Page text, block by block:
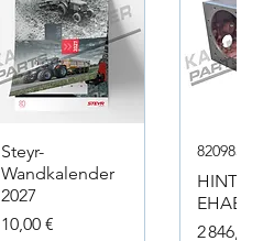
Steyr-
Wandkalender
2027
Prix
10,00 €
Prix
2 846,40